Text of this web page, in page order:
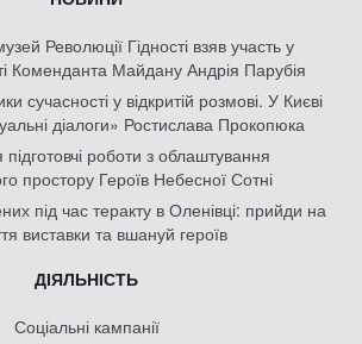
Революції Гідності взяв участь у
Коменданта Майдану Андрія Парубія
сучасності у відкритій розмові. У Києві
діалоги» Ростислава Прокопюка
роботи з облаштування
простору Героїв Небесної Сотні
під час теракту в Оленівці: прийди на
виставки та вшануй героїв
ДІЯЛЬНІСТЬ
Соціальні кампанії